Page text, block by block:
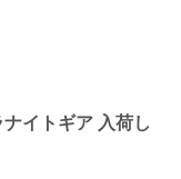
イトギア 入荷し